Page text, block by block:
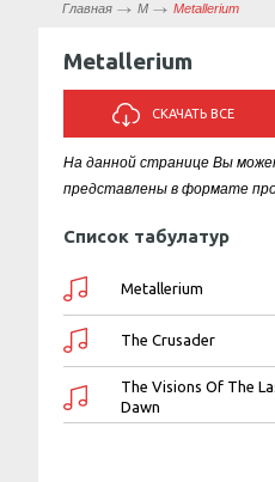
Главная M Metallerium
Metallerium
СКАЧАТЬ ВСЕ
На данной странице Вы
представлены в формате
Список табулатур
Metallerium
The Crusader
The Visions Of The
Dawn